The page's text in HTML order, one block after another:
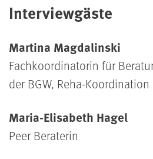
Interviewgäste
Martina Magdalinski
Fachkoordinatorin für
der BGW, Reha-Koordination
Maria-Elisabeth Hagel
Peer Beraterin